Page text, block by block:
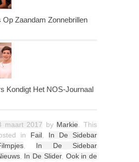
Op Zaandam Zonnebrillen
Kondigt Het NOS-Journaal
maart 2017 by Markie . This
in Fail
In De Sidebar
, In De Sidebar
, In De Slider, Ook in de